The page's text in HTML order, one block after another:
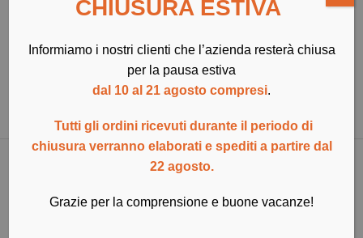
Pagamenti sicuri e garantiti
Descrizione
CHIUSURA ESTIVA
Informiamo i nostri clienti che l’azienda resterà chiusa
per la pausa estiva
dal 10 al 21 agosto compresi.
Tutti gli ordini ricevuti durante il periodo di
chiusura verranno elaborati e spediti a partire dal
22 agosto.
Grazie per la comprensione e buone vacanze!